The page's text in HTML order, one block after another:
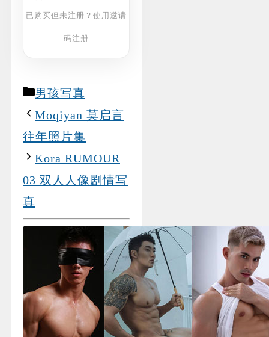
已购买但未注册？使用邀请
码注册
Categories
男孩写真
Moqiyan 莫启言
往年照片集
Kora RUMOUR
03 双人人像剧情写
真